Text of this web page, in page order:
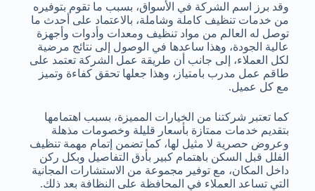
وقد برز اسم الشركة في الأسواق، بسبب ما تقوم بتوفيره
من خدمات تنظيف كاملة وشاملة، بالاعتماد على أحدث ما
توصل له العالم من مواد تنظيف ومعدات وأدوات وأجهزة
عالية الجودة، وهذا ساعدها في الوصول إلى نتائج مرضية
لكل العملاء، إلى جانب أن طريقة عمل الشركة تعتمد على
طاقم عمل مدرب بامتياز، وهذا جعلها تحقق كفاءة وتميز
مع كل عميل.
كما تعتبر شركتنا من الخيارات المميزة، بسبب اهتمامها
بتقديم خدمات ممتازة بأسعار قليلة وخصومات مذهلة
وعروض حصرية لا مثيل لها، كما تضمن إتمام مهمة تنظيف
الفلل قبل السكن باهتمام كبير بأدق التفاصيل وبكل ركن
داخل المكان، مع توفير مجموعة من الاستشارات المجانية
التي تساعد العملاء في المحافظة على النظافة بعد ذلك.